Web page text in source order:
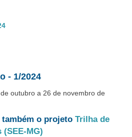
- 1/2024
outubro a 26 de novembro de
o projeto Trilha de
MG)